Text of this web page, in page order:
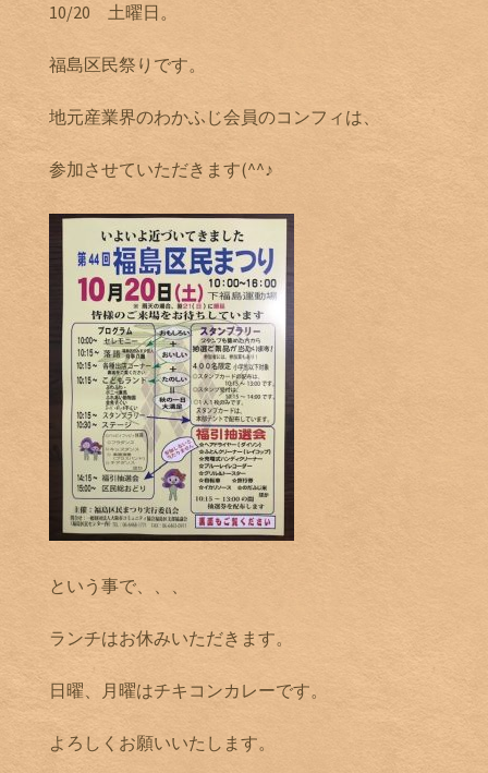
10/20 土曜日。
福島区民祭りです。
地元産業界のわかふじ会員のコンフィは、
参加させていただきます(^^♪
という事で、、、
ランチはお休みいただきます。
日曜、月曜はチキコンカレーです。
よろしくお願いいたします。